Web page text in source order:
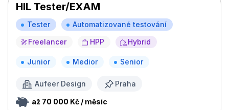
HIL Tester/EXAM
Tester
Automatizované testování
Freelancer
HPP Hybrid
Junior Medior Senior
Aufeer Design Praha
až 70 000 Kč / měsíc